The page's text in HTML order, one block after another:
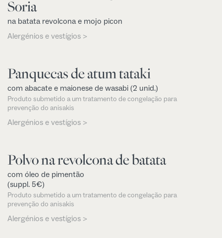
Soria
na batata revolcona e mojo picon
Alergénios e vestígios >
Panquecas de atum tataki
com abacate e maionese de wasabi (2 unid.)
Produto submetido a um tratamento de congelação para
prevenção do anisakis
Alergénios e vestígios >
Polvo na revolcona de batata
com óleo de pimentão
(suppl. 5€)
Produto submetido a um tratamento de congelação para
prevenção do anisakis
Alergénios e vestígios >